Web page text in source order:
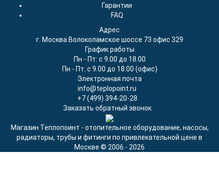
Гарантии
FAQ
Адрес
г. Москва Волоколамское шоссе 73 офис 329
График работы
Пн - Пт: с 9.00 до 18.00
Пн - Пт: с 9.00 до 18.00 (офис)
Электронная почта
info@teplopoint.ru
+7 (499) 394-20-28
Заказать обратный звонок
Магазин Теплопоинт - отопительное оборудование, насосы,
радиаторы, трубы и фитинги по привлекательной цене в
Москве © 2006 - 2026